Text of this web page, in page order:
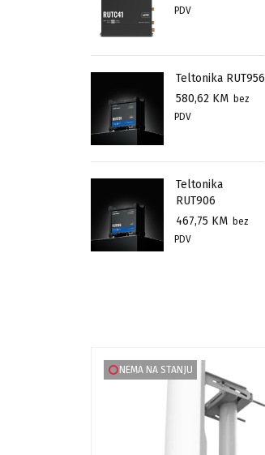
PDV
Teltonika RUT956
580,62 KM bez
PDV
Teltonika
RUT906
467,75 KM bez
PDV
NEMA NA STANJU